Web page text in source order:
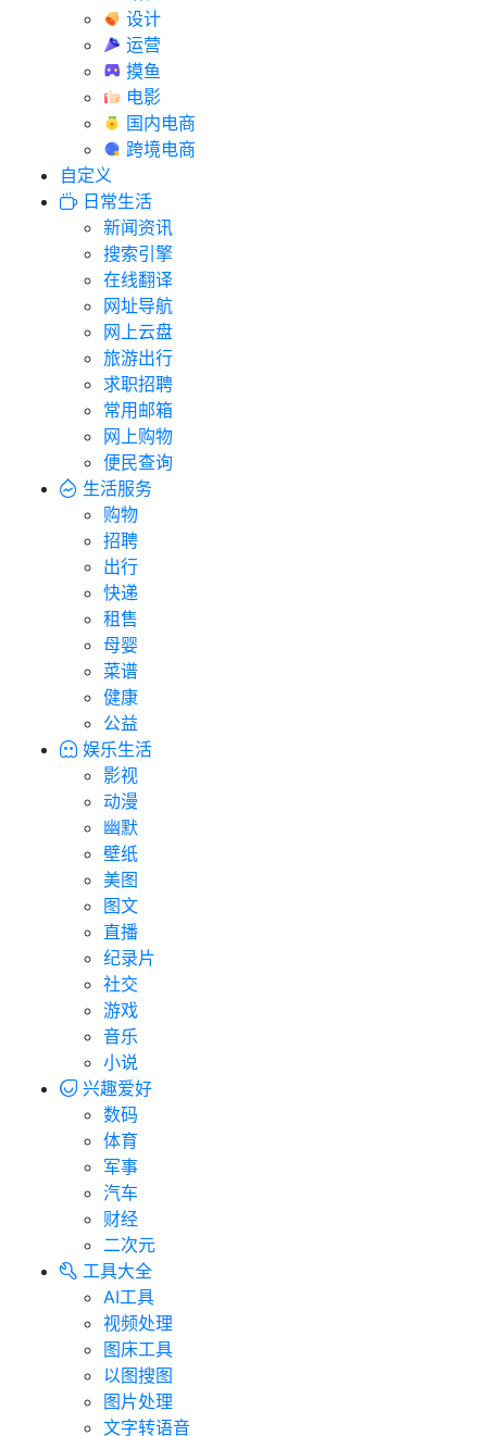
设计
运营
摸鱼
电影
国内电商
跨境电商
自定义
日常生活
新闻资讯
搜索引擎
在线翻译
网址导航
网上云盘
旅游出行
求职招聘
常用邮箱
网上购物
便民查询
生活服务
购物
招聘
出行
快递
租售
母婴
菜谱
健康
公益
娱乐生活
影视
动漫
幽默
壁纸
美图
图文
直播
纪录片
社交
游戏
音乐
小说
兴趣爱好
数码
体育
军事
汽车
财经
二次元
工具大全
AI工具
视频处理
图床工具
以图搜图
图片处理
文字转语音